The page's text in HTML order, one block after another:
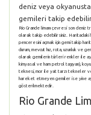
deniz veya
gemileri takip
Rio Grande limanı çevresi son deniz
olarak takip edebilirsiniz. Haritadaki
penceresini açmak için gemi takip
durum, mevcut hız, rota, uzunluk ve
olarak gemilerin türleri renkler ile
kimyasal ve ham petrol taşıyan),
teknesi, mor ile yat tarzı tekneler
hareket etmeyen gemiler ise yine
gösterilmektedir.
Rio Grande